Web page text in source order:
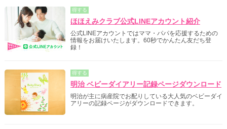
得する
ほほえみクラブ公式LINEアカウント紹介
公式LINEアカウントではママ・パパを応援するための
情報をお届けいたします。60秒でかんたん友だち登
録！
得する
明治 ベビーダイアリー記録ページダウンロード
明治が主に病産院でお配りしている大人気のベビーダイ
アリーの記録ページがダウンロードできます。